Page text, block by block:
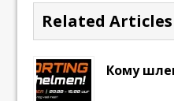
Related Articles
Кому